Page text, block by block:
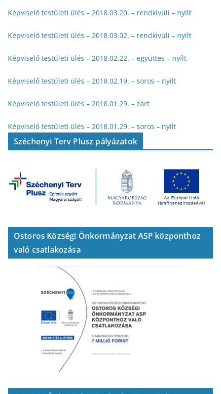
Képviselő testületi ülés – 2018.03.20. – rendkívüli – nyílt
Képviselő testületi ülés – 2018.03.02. – rendkívüli – nyílt
Képviselő testületi ülés – 2018.02.22. – együttes – nyílt
Képviselő testületi ülés – 2018.02.19. – soros – nyílt
Képviselő testületi ülés – 2018.01.29. – zárt
Képviselő testületi ülés – 2018.01.29. – soros – nyílt
Széchenyi Terv Plusz pályázatok
Ostoros Községi Önkormányzat ASP központhoz
való csatlakozása